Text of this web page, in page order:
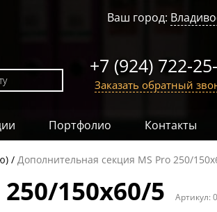
Ваш город:
+7 (924) 722-
Заказать обратный
Портфолио Контакты
Дополнительная секция MS Pro 250/
150x60/5 Артикул: